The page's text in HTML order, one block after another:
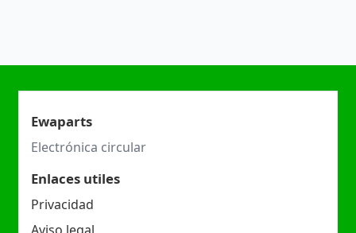
Ewaparts
Electrónica circular
Enlaces utiles
Privacidad